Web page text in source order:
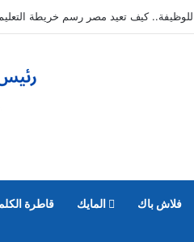
فلاش باك المايك قاطرة